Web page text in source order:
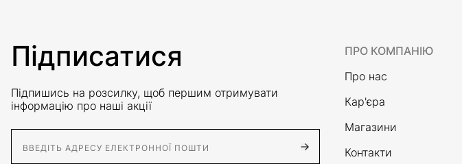
Підписатися
Підпишись на розсилку, щоб першим отримувати
інформацію про наші акції
ПРО КОМПАНІЮ
Про нас
Кар'єра
Магазини
Контакти